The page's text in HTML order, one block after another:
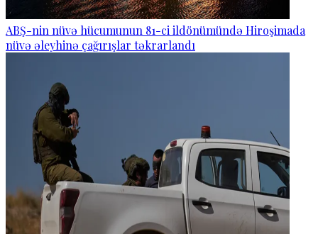
ABŞ-nin nüvə hücumunun 81-ci ildönümündə Hiroşimada
nüvə əleyhinə çağırışlar təkrarlandı